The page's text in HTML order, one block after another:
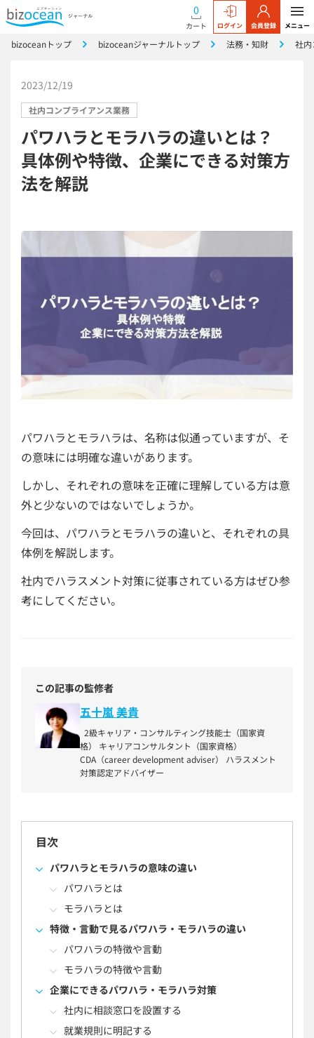
0
カート ログイン 会員登録 メニュー
bizoceanトップ bizoceanジャーナルトップ 法務・知財 社内
2023/12/19
社内コンプライアンス業務
パワハラとモラハラの違いとは？
具体例や特徴、企業にできる対策方
法を解説
パワハラとモラハラは、名称は似通っていますが、そ
の意味には明確な違いがあります。
しかし、それぞれの意味を正確に理解している方は意
外と少ないのではないでしょうか。
今回は、パワハラとモラハラの違いと、それぞれの具
体例を解説します。
社内でハラスメント対策に従事されている方はぜひ参
考にしてください。
この記事の監修者
五十嵐 美貴
2級キャリア・コンサルティング技能士（国家資
格） キャリアコンサルタント（国家資格）
CDA（career development adviser） ハラスメント
対策認定アドバイザー
目次
パワハラとモラハラの意味の違い
パワハラとは
モラハラとは
特徴・言動で見るパワハラ・モラハラの違い
パワハラの特徴や言動
モラハラの特徴や言動
企業にできるパワハラ・モラハラ対策
社内に相談窓口を設置する
就業規則に明記する